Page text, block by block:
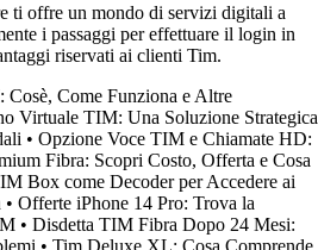
ti offre un mondo di servizi digitali a
i passaggi per effettuare il login in
riservati ai clienti Tim.
Come Funziona e Altre
Virtuale TIM: Una Soluzione Strategica
• Opzione Voce TIM e Chiamate HD:
Fibra: Scopri Costo, Offerta e Cosa
Box come Decoder per Accedere ai
• Offerte iPhone 14 Pro: Trova la
• Disdetta TIM Fibra Dopo 24 Mesi:
• Tim Deluxe XL: Cosa Comprende